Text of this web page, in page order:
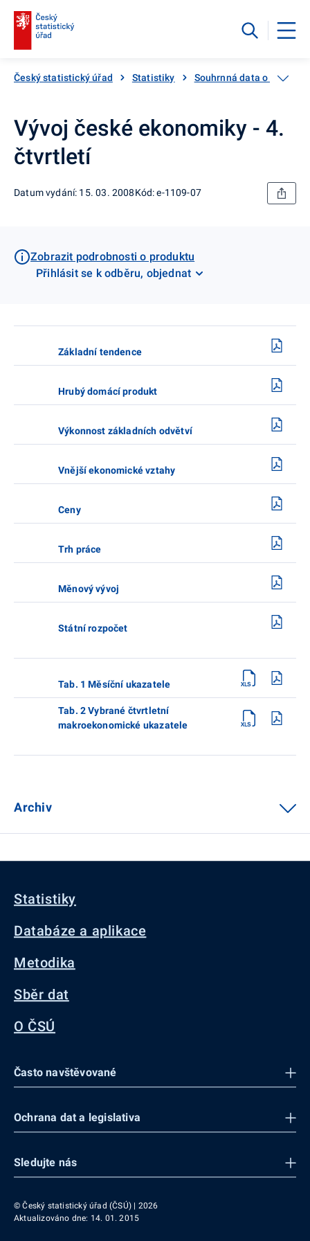
Český statistický úřad Statistiky Souhrnná data o Česku
Vývoj české ekonomiky - 4.
čtvrtletí
Datum vydání: 15. 03. 2008Kód: e-1109-07
Zobrazit podrobnosti o produktu
Přihlásit se k odběru, objednat
Základní tendence
Hrubý domácí produkt
Výkonnost základních odvětví
Vnější ekonomické vztahy
Ceny
Trh práce
Měnový vývoj
Státní rozpočet
Tab. 1 Měsíční ukazatele
Tab. 2 Vybrané čtvrtletní
makroekonomické ukazatele
Archiv
Statistiky
Databáze a aplikace
Metodika
Sběr dat
O ČSÚ
Často navštěvované
Ochrana dat a legislativa
Sledujte nás
© Český statistický úřad (ČSÚ) | 2026
Aktualizováno dne: 14. 01. 2015